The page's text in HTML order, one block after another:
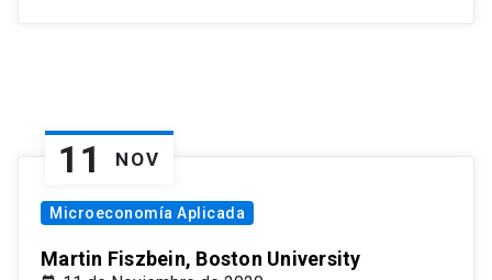
11 NOV
Microeconomía Aplicada
Martin Fiszbein, Boston University